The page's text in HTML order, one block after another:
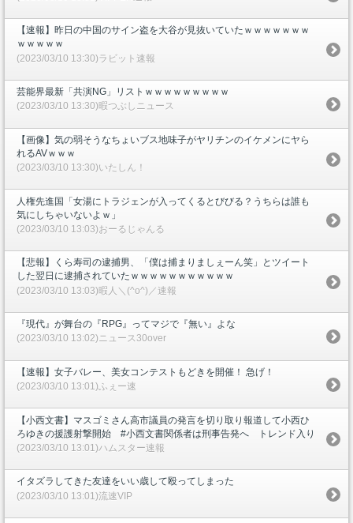
【速報】昨日の中国のサイン盗を大谷が見抜いていたｗｗｗｗｗｗｗ
ｗｗｗｗｗ
(2023/03/10 13:30)ラビット速報
芸能界最新「共演NG」リストｗｗｗｗｗｗｗｗｗ
(2023/03/10 13:30)暇つぶしニュース
【画像】気の弱そうなちょいブス地味子がヤリチンのイケメンにヤら
れるAVｗｗｗ
(2023/03/10 13:30)いたしん！
人権先進国「女湯にトラジェンが入ってくるとびびる？うちらは誰も
気にしちゃいないよｗ」
(2023/03/10 13:03)おーるじゃんる
【悲報】くら寿司の逮捕男、「僕は捕まりましぇーん笑」とツイート
した翌日に逮捕されていたｗｗｗｗｗｗｗｗｗｗｗ
(2023/03/10 13:03)暇人＼(^o^)／速報
『現代』が舞台の『RPG』ってマジで『無い』よな
(2023/03/10 13:02)ニュース30over
【速報】女子バレー、美女コンテストもどきを開催！ 急げ！
(2023/03/10 13:01)ふぇー速
【小西文書】マスゴミさん高市議員の発言を切り取り報道して小西ひ
ろゆきの援護射撃開始 #小西文書関係者は刑事告発へ トレンド入り
(2023/03/10 13:01)ハムスター速報
イタズラしてきた友達をいい歳して殴ってしまった
(2023/03/10 13:01)流速VIP